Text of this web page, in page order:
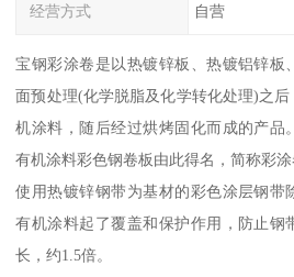
经营方式 自营
宝钢彩涂卷是以热镀锌板、热镀铝锌板
面预处理(化学脱脂及化学转化处理)之
机涂料，随后经过烘烤固化而成的产品
有机涂料彩色钢卷板由此得名，简称彩涂
使用热镀锌钢带为基材的彩色涂层钢带
有机涂料起了覆盖和保护作用，防止钢
长，约1.5倍。